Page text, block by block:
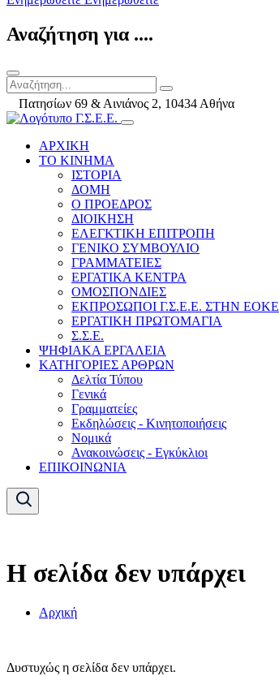
Αναζήτηση για ....
Πατησίων 69 & Αινιάνος 2, 10434 Αθήνα
ΑΡΧΙΚΗ
ΤΟ ΚΙΝΗΜΑ
ΙΣΤΟΡΙΑ
ΔΟΜΗ
Ο ΠΡΟΕΔΡΟΣ
ΔΙΟΙΚΗΣΗ
ΕΛΕΓΚΤΙΚΗ ΕΠΙΤΡΟΠΗ
ΓΕΝΙΚΟ ΣΥΜΒΟΥΛΙΟ
ΓΡΑΜΜΑΤΕΙΕΣ
ΕΡΓΑΤΙΚΑ ΚΕΝΤΡΑ
ΟΜΟΣΠΟΝΔΙΕΣ
ΕΚΠΡΟΣΩΠΟΙ Γ.Σ.Ε.Ε. ΣΤΗΝ ΕΟΚΕ
ΕΡΓΑΤΙΚΗ ΠΡΩΤΟΜΑΓΙΑ
Σ.Σ.Ε.
ΨΗΦΙΑΚΑ ΕΡΓΑΛΕΙΑ
ΚΑΤΗΓΟΡΙΕΣ ΑΡΘΡΩΝ
Δελτία Τύπου
Γενικά
Γραμματείες
Εκδηλώσεις - Κινητοποιήσεις
Νομικά
Ανακοινώσεις - Εγκύκλιοι
ΕΠΙΚΟΙΝΩΝΙΑ
Η σελίδα δεν υπάρχει
Αρχική
Δυστυχώς η σελίδα δεν υπάρχει.